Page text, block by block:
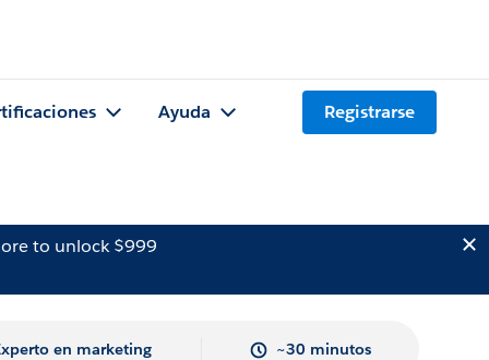
Ayuda Registrarse
to unlock $999
en marketing ~30 minutos